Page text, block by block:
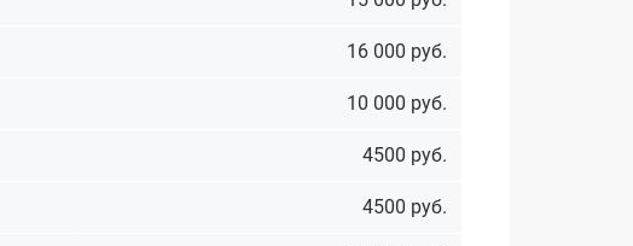
16 000 руб.
10 000 руб.
4500 руб.
4500 руб.